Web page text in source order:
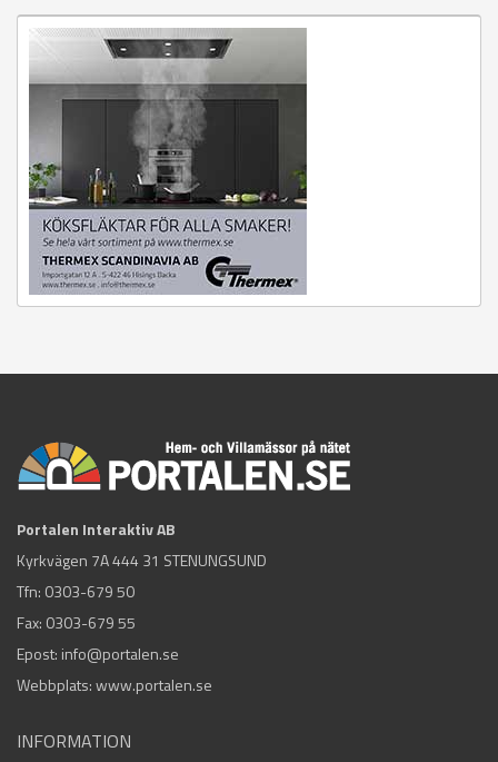
Portalen Interaktiv AB
Kyrkvägen 7A 444 31 STENUNGSUND
Tfn: 0303-679 50
Fax: 0303-679 55
Epost: info@portalen.se
Webbplats: www.portalen.se
INFORMATION